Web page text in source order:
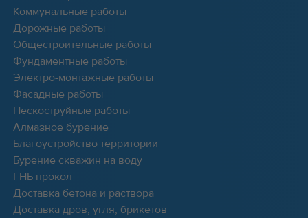
Коммунальные работы
Дорожные работы
Общестроительные работы
Фундаментные работы
Электро-монтажные работы
Фасадные работы
Пескоструйные работы
Алмазное бурение
Благоустройство территории
Бурение скважин на воду
ГНБ прокол
Доставка бетона и раствора
Доставка дров, угля, брикетов